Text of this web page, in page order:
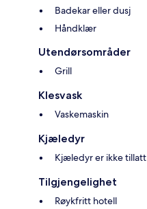
Badekar eller dusj
Håndklær
Utendørsområder
Grill
Klesvask
Vaskemaskin
Kjæledyr
Kjæledyr er ikke tillatt
Tilgjengelighet
Røykfritt hotell